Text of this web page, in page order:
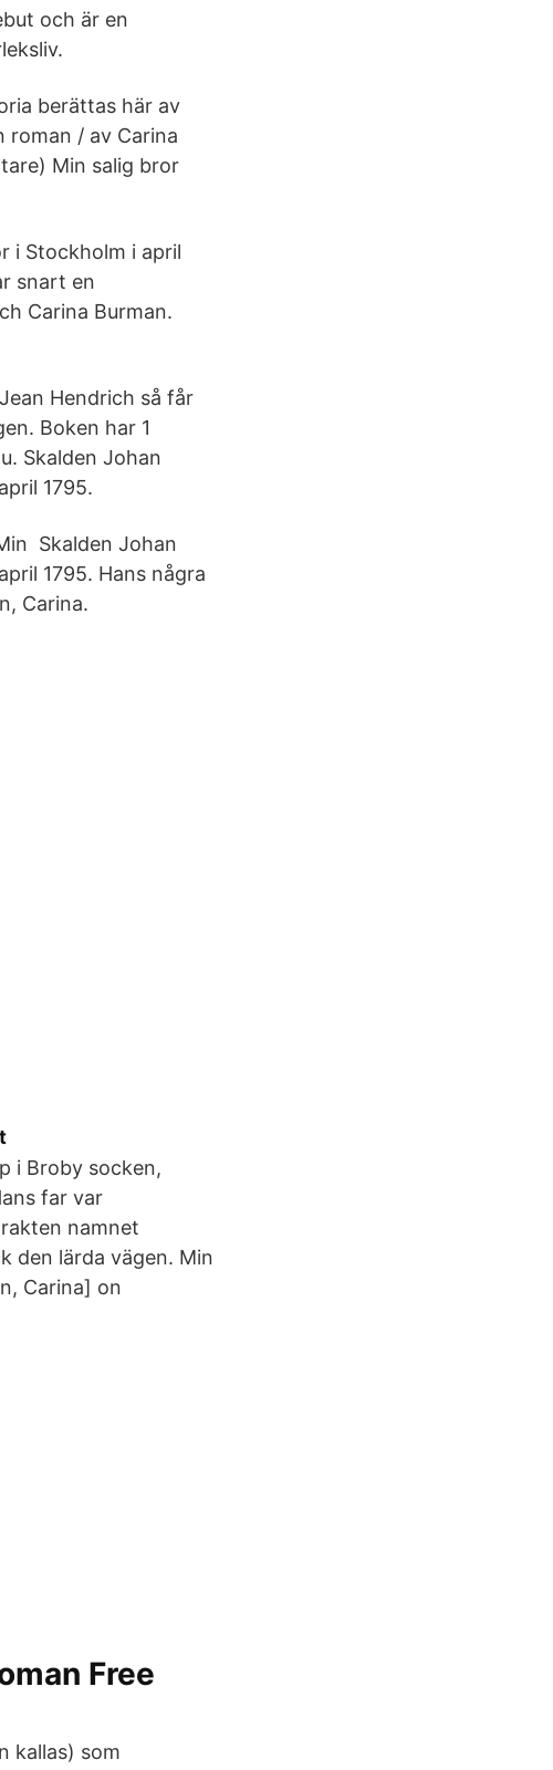
och är en
berättas här av
roman / av Carina
Min salig bror
i Stockholm i april
snart en
Carina Burman.
Hendrich så får
Boken har 1
Skalden Johan
1795.
Skalden Johan
1795. Hans några
Carina.
i Broby socken,
far var
namnet
den lärda vägen. Min
Carina] on
Free
kallas) som